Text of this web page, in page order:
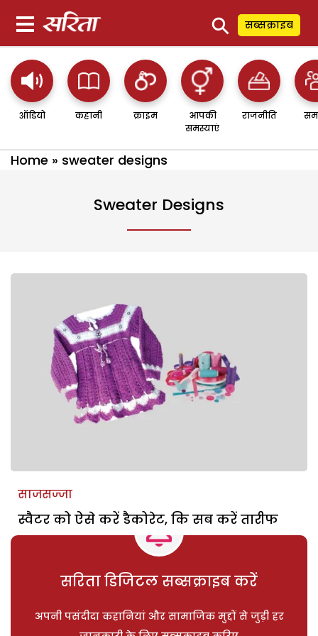
⚲ सब्सक्राइब
ऑडियो कहानी क्राइम
आपकी
समस्याएं
राजनीति
Home » sweater designs
Sweater Designs
साजसज्जा
स्वैटर को ऐसे करें डैकोरेट, कि सब करें तारीफ
सरिता डिजिटल सब्सक्राइब करें
अपनी पसंदीदा कहानियां और सामाजिक मुद्दों से जुड़ी हर